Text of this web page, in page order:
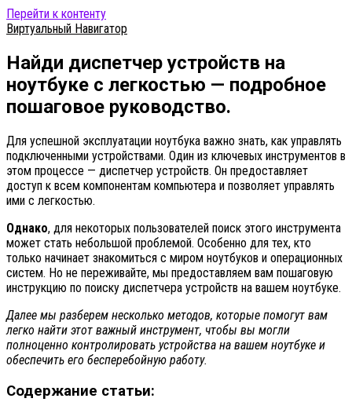
Перейти к контенту
Виртуальный Навигатор
Найди диспетчер устройств на
ноутбуке с легкостью — подробное
пошаговое руководство.
Для успешной эксплуатации ноутбука важно знать, как управлять
подключенными устройствами. Один из ключевых инструментов в
этом процессе — диспетчер устройств. Он предоставляет
доступ к всем компонентам компьютера и позволяет управлять
ими с легкостью.
Однако, для некоторых пользователей поиск этого инструмента
может стать небольшой проблемой. Особенно для тех, кто
только начинает знакомиться с миром ноутбуков и операционных
систем. Но не переживайте, мы предоставляем вам пошаговую
инструкцию по поиску диспетчера устройств на вашем ноутбуке.
Далее мы разберем несколько методов, которые помогут вам
легко найти этот важный инструмент, чтобы вы могли
полноценно контролировать устройства на вашем ноутбуке и
обеспечить его бесперебойную работу.
Содержание статьи: